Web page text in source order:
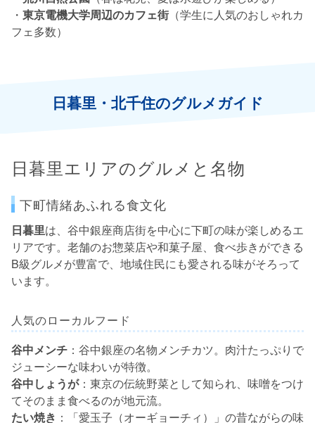
・ 東京電機大学周辺のカフェ街 （学生に人気のおしゃれカ
フェ多数）
日暮里・北千住のグルメガイド
日暮里エリアのグルメと名物
下町情緒あふれる食文化
日暮里は、谷中銀座商店街を中心に下町の味が楽しめるエ
リアです。老舗のお惣菜店や和菓子屋、食べ歩きができる
B級グルメが豊富で、地域住民にも愛される味がそろって
います。
人気のローカルフード
谷中メンチ ：谷中銀座の名物メンチカツ。肉汁たっぷりで
ジューシーな味わいが特徴。
谷中しょうが：東京の伝統野菜として知られ、味噌をつけ
てそのまま食べるのが地元流。
たい焼き ：「愛玉子（オーギョーチィ）」の昔ながらの味